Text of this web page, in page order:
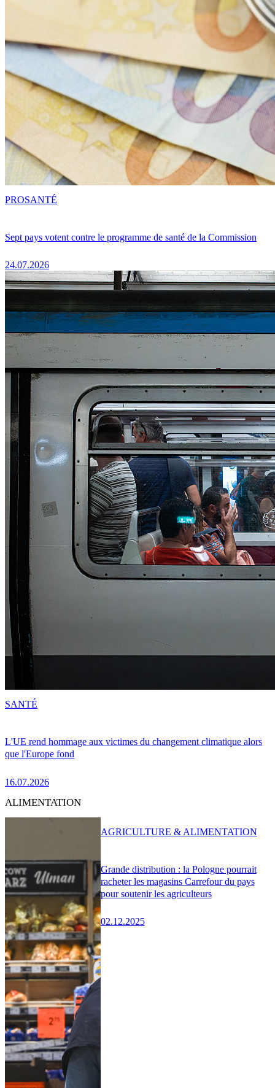
Sept pays votent contre le programme de santé de la Commission
24.07.2026
PROSANTÉ
L'UE rend hommage aux victimes du changement climatique alors
que l'Europe fond
16.07.2026
SANTÉ
ALIMENTATION
Grande distribution : la Pologne pourrait
racheter les magasins Carrefour du pays
pour soutenir les agriculteurs
02.12.2025
AGRICULTURE & ALIMENTATION